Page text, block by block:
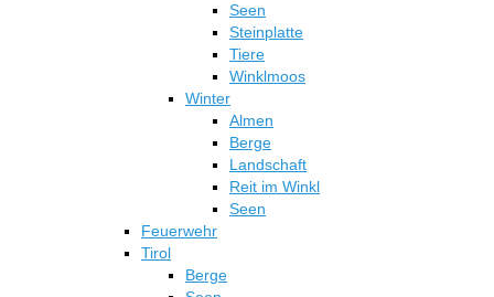
Seen
Steinplatte
Tiere
Winklmoos
Winter
Almen
Berge
Landschaft
Reit im Winkl
Seen
Feuerwehr
Tirol
Berge